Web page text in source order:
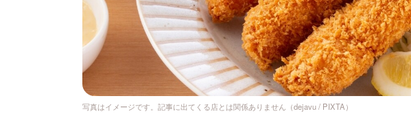
写真はイメージです。記事に出てくる店とは関係ありません（dejavu / PIXTA）